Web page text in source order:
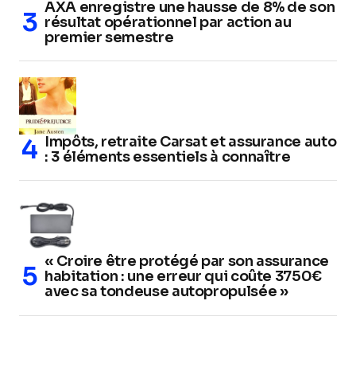
AXA enregistre une hausse de 8% de son
résultat opérationnel par action au
premier semestre
Impôts, retraite Carsat et assurance auto
: 3 éléments essentiels à connaître
« Croire être protégé par son assurance
habitation : une erreur qui coûte 3750€
avec sa tondeuse autopropulsée »